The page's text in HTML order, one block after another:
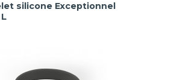
silicone Exceptionnel